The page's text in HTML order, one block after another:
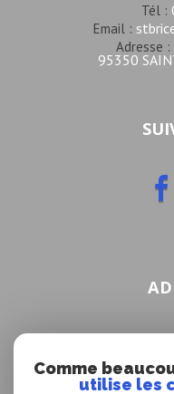
Tél :
Email :
Adresse :
95350
Comme
utilise les